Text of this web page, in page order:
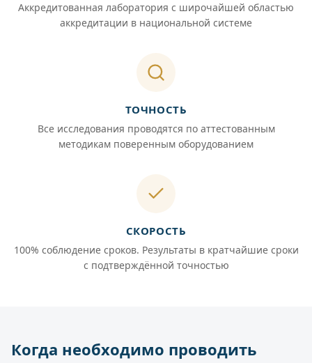
Аккредитованная лаборатория с широчайшей областью
аккредитации в национальной системе
ТОЧНОСТЬ
Все исследования проводятся по аттестованным
методикам поверенным оборудованием
СКОРОСТЬ
100% соблюдение сроков. Результаты в кратчайшие сроки
с подтверждённой точностью
Когда необходимо проводить